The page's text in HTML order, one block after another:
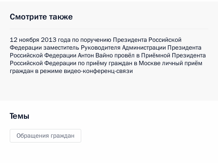
Смотрите также
12 ноября 2013 года по поручению Президента Российской
Федерации заместитель Руководителя Администрации Президента
Российской Федерации Антон Вайно провёл в Приёмной Президента
Российской Федерации по приёму граждан в Москве личный приём
граждан в режиме видео-конференц-связи
Темы
Обращения граждан